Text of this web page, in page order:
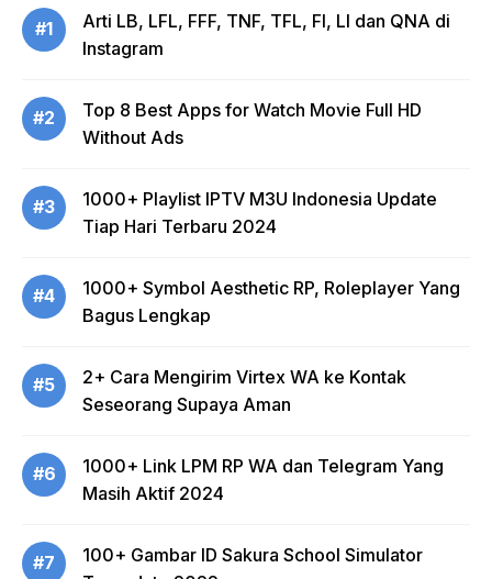
#1
Arti LB, LFL, FFF, TNF, TFL, FI, LI dan QNA di
Instagram
#2
Top 8 Best Apps for Watch Movie Full HD
Without Ads
#3
1000+ Playlist IPTV M3U Indonesia Update
Tiap Hari Terbaru 2024
#4
1000+ Symbol Aesthetic RP, Roleplayer Yang
Bagus Lengkap
#5
2+ Cara Mengirim Virtex WA ke Kontak
Seseorang Supaya Aman
#6
1000+ Link LPM RP WA dan Telegram Yang
Masih Aktif 2024
#7
100+ Gambar ID Sakura School Simulator